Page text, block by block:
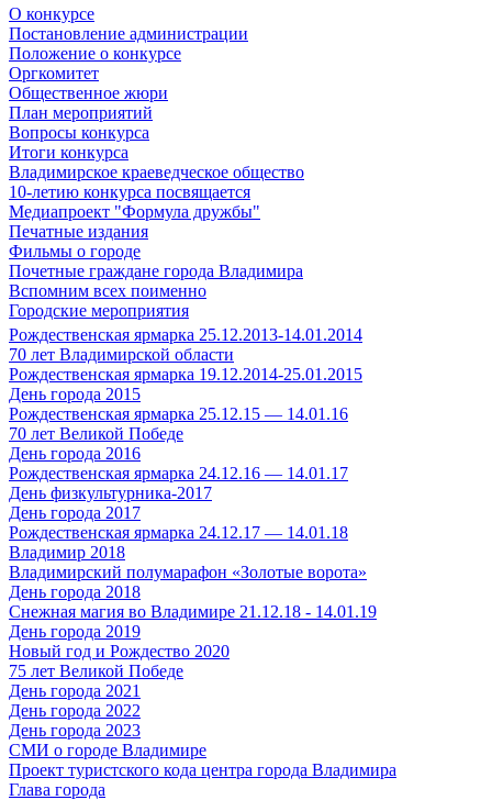
О конкурсе
Постановление администрации
Положение о конкурсе
Оргкомитет
Общественное жюри
План мероприятий
Вопросы конкурса
Итоги конкурса
Владимирское краеведческое общество
10-летию конкурса посвящается
Медиапроект "Формула дружбы"
Печатные издания
Фильмы о городе
Почетные граждане города Владимира
Вспомним всех поименно
Городские мероприятия
Рождественская ярмарка 25.12.2013-14.01.2014
70 лет Владимирской области
Рождественская ярмарка 19.12.2014-25.01.2015
День города 2015
Рождественская ярмарка 25.12.15 — 14.01.16
70 лет Великой Победе
День города 2016
Рождественская ярмарка 24.12.16 — 14.01.17
День физкультурника-2017
День города 2017
Рождественская ярмарка 24.12.17 — 14.01.18
Владимир 2018
Владимирский полумарафон «Золотые ворота»
День города 2018
Снежная магия во Владимире 21.12.18 - 14.01.19
День города 2019
Новый год и Рождество 2020
75 лет Великой Победе
День города 2021
День города 2022
День города 2023
СМИ о городе Владимире
Проект туристского кода центра города Владимира
Глава города